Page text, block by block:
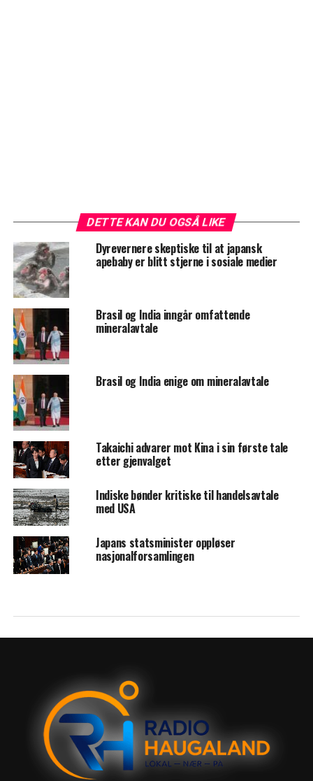
DETTE KAN DU OGSÅ LIKE
Dyrevernere skeptiske til at japansk
apebaby er blitt stjerne i sosiale medier
Brasil og India inngår omfattende
mineralavtale
Brasil og India enige om mineralavtale
Takaichi advarer mot Kina i sin første tale
etter gjenvalget
Indiske bønder kritiske til handelsavtale
med USA
Japans statsminister oppløser
nasjonalforsamlingen